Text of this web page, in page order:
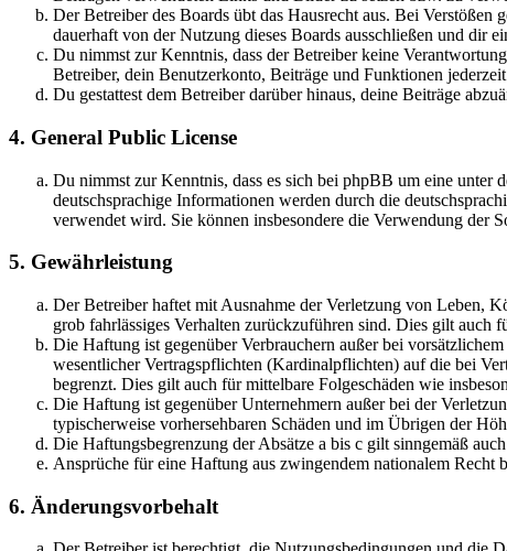
Der Betreiber des Boards übt das Hausrecht aus. Bei
dauerhaft von der Nutzung dieses Boards ausschließen und dir
Du nimmst zur Kenntnis, dass der Betreiber keine
Betreiber, dein Benutzerkonto, Beiträge und Funktionen
Du gestattest dem Betreiber darüber hinaus, deine Beiträge
4. General Public License
Du nimmst zur Kenntnis, dass es sich bei phpBB um eine unter
deutschsprachige Informationen werden durch die
verwendet wird. Sie können insbesondere die Verwendung der
5. Gewährleistung
Der Betreiber haftet mit Ausnahme der Verletzung von Leben,
grob fahrlässiges Verhalten zurückzuführen sind. Dies gilt auch
Die Haftung ist gegenüber Verbrauchern außer bei
wesentlicher Vertragspflichten (Kardinalpflichten) auf die bei
begrenzt. Dies gilt auch für mittelbare Folgeschäden wie
Die Haftung ist gegenüber Unternehmern außer bei der
typischerweise vorhersehbaren Schäden und im Übrigen der
Die Haftungsbegrenzung der Absätze a bis c gilt sinngemäß
Ansprüche für eine Haftung aus zwingendem nationalem Recht
6. Änderungsvorbehalt